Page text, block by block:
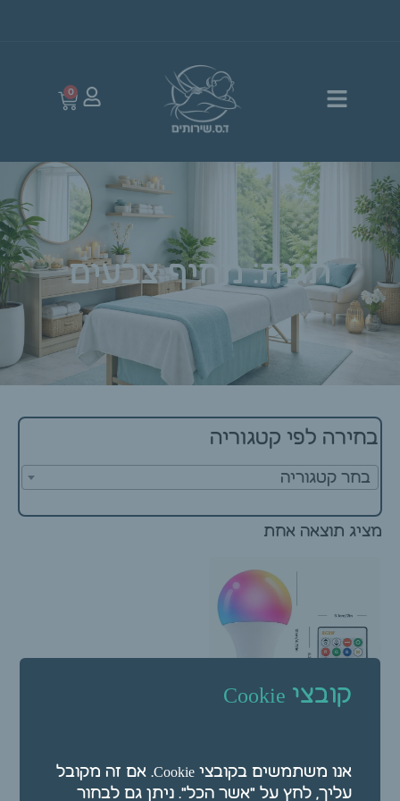
0
תגית: מחיף צבעים
בחירה לפי קטגוריה
בחר קטגוריה
מציג תוצאה אחת
מחליפה צבעים
₪ 35.00
קובצי Cookie
אנו משתמשים בקובצי Cookie. אם זה מקובל
עליך, לחץ על "אשר הכל". ניתן גם לבחור